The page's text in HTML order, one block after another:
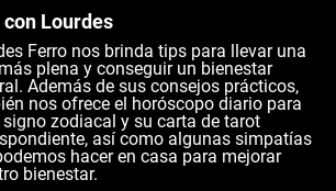
con Lourdes
Ferro nos brinda tips para llevar una
plena y conseguir un bienestar
Además de sus consejos prácticos,
nos ofrece el horóscopo diario para
zodiacal y su carta de tarot
así como algunas simpatías
hacer en casa para mejorar
bienestar.